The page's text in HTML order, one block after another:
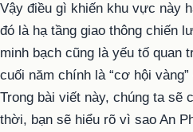
Vậy điều gì khiến khu vực này
đó là hạ tầng giao thông chiến
minh bạch cũng là yếu tố quan
cuối năm chính là “cơ hội
Trong bài viết này, chúng ta sẽ
thời, bạn sẽ hiểu rõ vì sao An